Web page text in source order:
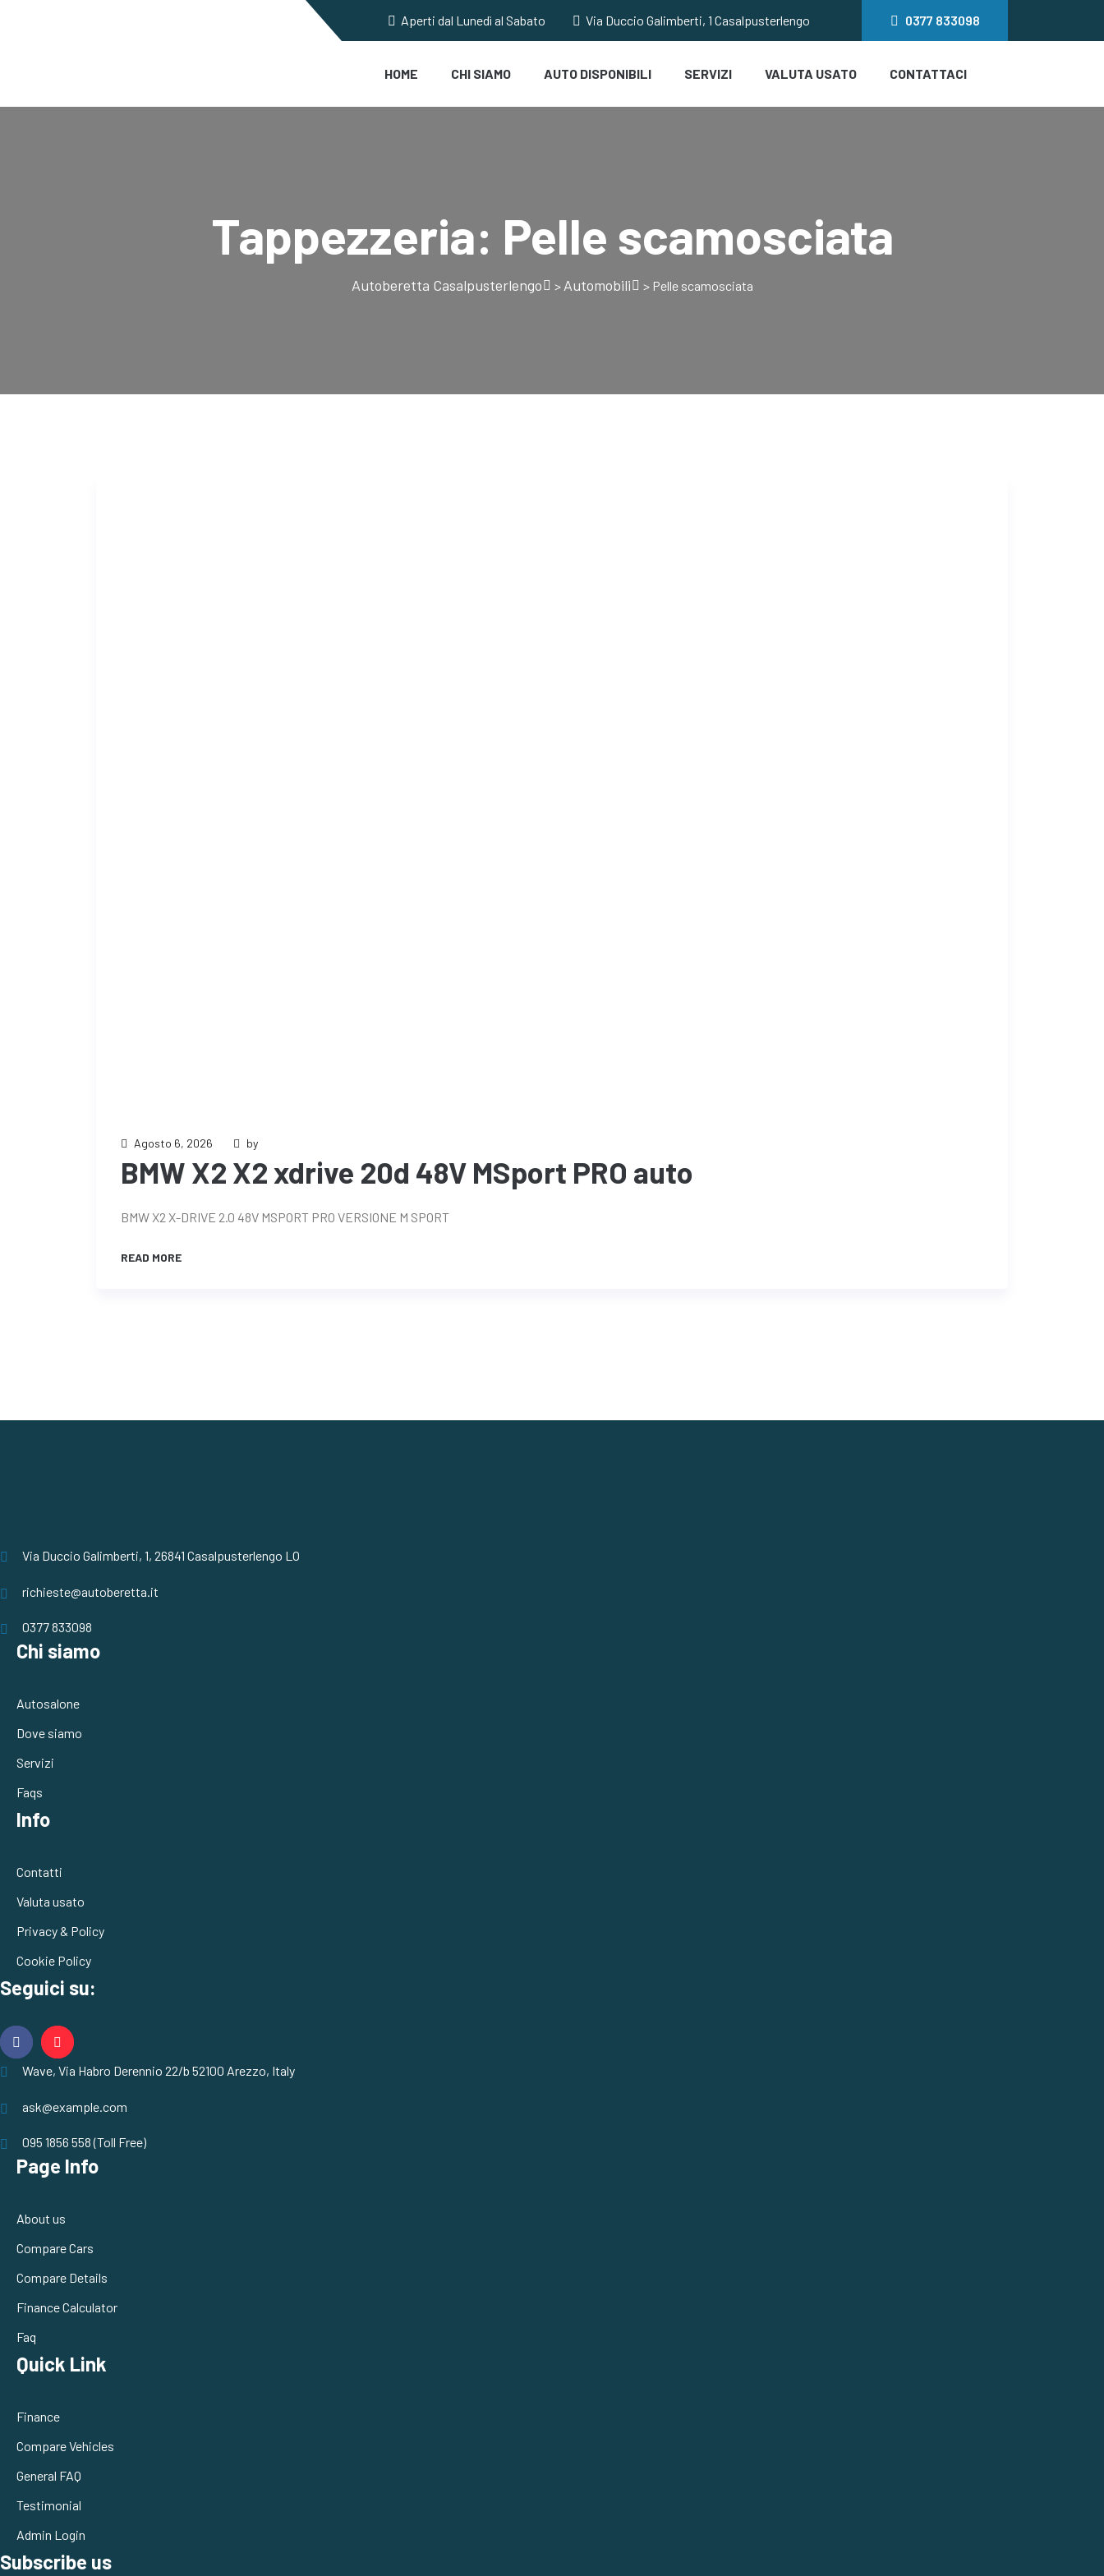
Aperti dal Lunedì al Sabato Via Duccio Galimberti, 1 Casalpusterlengo 0377 833098
HOME CHI SIAMO AUTO DISPONIBILI SERVIZI VALUTA USATO CONTATTACI
Tappezzeria: Pelle scamosciata
Autoberetta Casalpusterlengo > Automobili > Pelle scamosciata
Agosto 6, 2026 by
BMW X2 X2 xdrive 20d 48V MSport PRO auto
BMW X2 X-DRIVE 2.0 48V MSPORT PRO VERSIONE M SPORT
READ MORE
Via Duccio Galimberti, 1, 26841 Casalpusterlengo LO
richieste@autoberetta.it
0377 833098
Chi siamo
Autosalone
Dove siamo
Servizi
Faqs
Info
Contatti
Valuta usato
Privacy & Policy
Cookie Policy
Seguici su:
Wave, Via Habro Derennio 22/b 52100 Arezzo, Italy
ask@example.com
095 1856 558 (Toll Free)
Page Info
About us
Compare Cars
Compare Details
Finance Calculator
Faq
Quick Link
Finance
Compare Vehicles
General FAQ
Testimonial
Admin Login
Subscribe us